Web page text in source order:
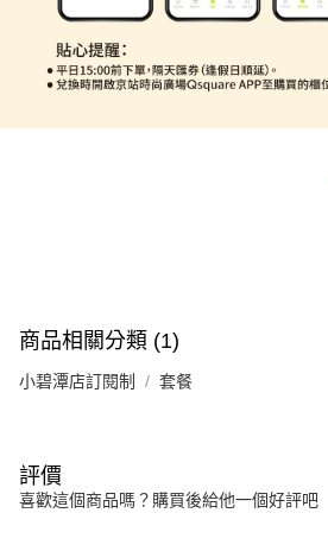
商品相關分類 (1)
小碧潭店訂閱制 套餐
評價
喜歡這個商品嗎？購買後給他一個好評吧